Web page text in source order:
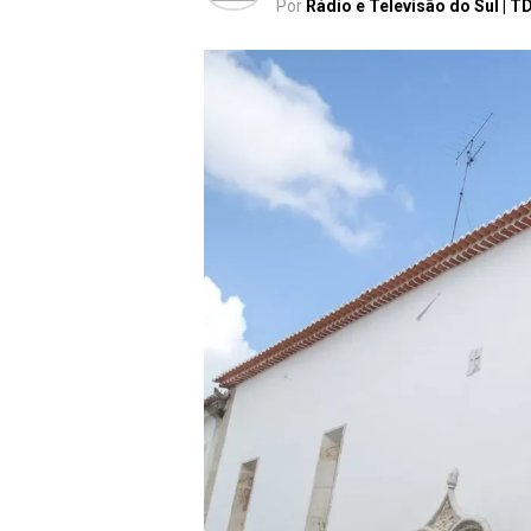
Por Rádio e Televisão do Sul |